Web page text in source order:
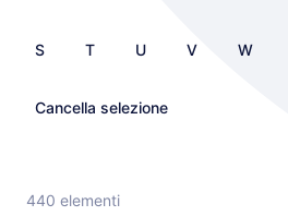
S T U V W
Cancella selezione
440 elementi